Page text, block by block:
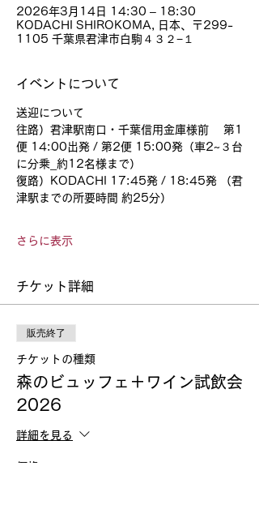
2026年3月14日 14:30 – 18:30
KODACHI SHIROKOMA, 日本、〒299-
1105 千葉県君津市白駒４３２−１
イベントについて
送迎について
往路）君津駅南口・千葉信用金庫様前 　第1
便 14:00出発 / 第2便 15:00発（車2~３台
に分乗_約12名様まで）
復路）KODACHI 17:45発 / 18:45発 （君
津駅までの所要時間 約25分）
さらに表示
チケット詳細
販売終了
チケットの種類
森のビュッフェ＋ワイン試飲会
2026
詳細を見る